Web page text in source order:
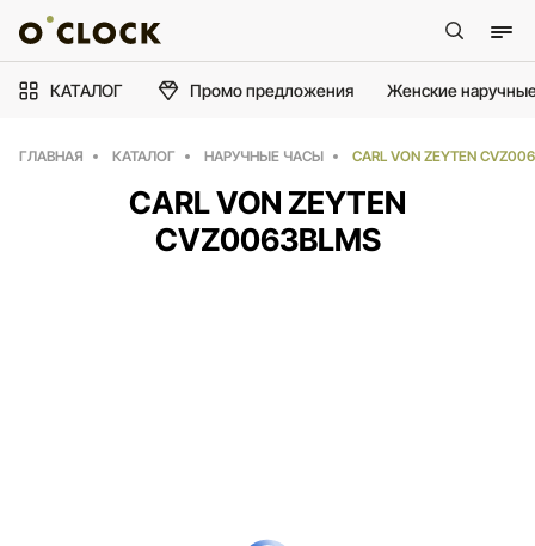
КАТАЛОГ Промо предложения Женские
ГЛАВНАЯ КАТАЛОГ НАРУЧНЫЕ ЧАСЫ CARL VON ZEYTEN
CARL VON ZEYTEN
CVZ0063BLMS